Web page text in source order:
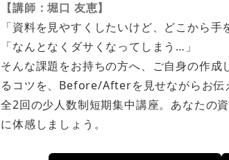
【講師：堀口 友恵】
「資料を見やすくしたいけど、どこから
「なんとなくダサくなってしまう…」
そんな課題をお持ちの方へ、ご自身の作成
るコツを、Before/Afterを見せながらお伝
全2回の少人数制短期集中講座。あなたの
に体感しましょう。